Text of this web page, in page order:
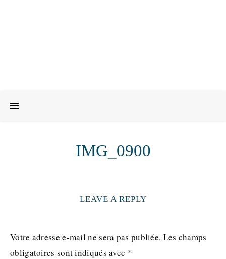
IMG_0900
LEAVE A REPLY
Votre adresse e-mail ne sera pas publiée. Les champs
obligatoires sont indiqués avec *